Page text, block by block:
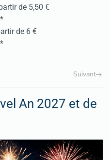
de 5,50 €​
*
de 6 €
*
Suivant
An 2027 et de